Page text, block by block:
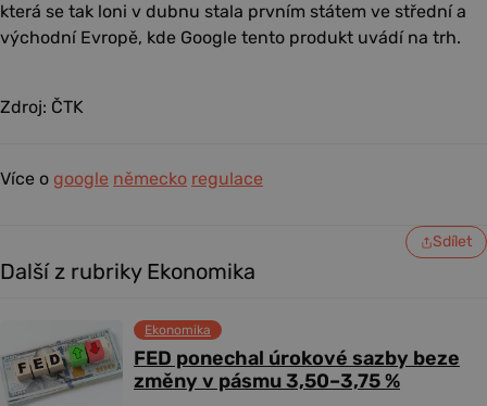
která se tak loni v dubnu stala prvním státem ve střední a
východní Evropě, kde Google tento produkt uvádí na trh.
Zdroj: ČTK
Více o google německo regulace
Sdílet
Další z rubriky Ekonomika
FED ponechal úrokové sazby beze
změny v pásmu 3,50–3,75 %
Ekonomika